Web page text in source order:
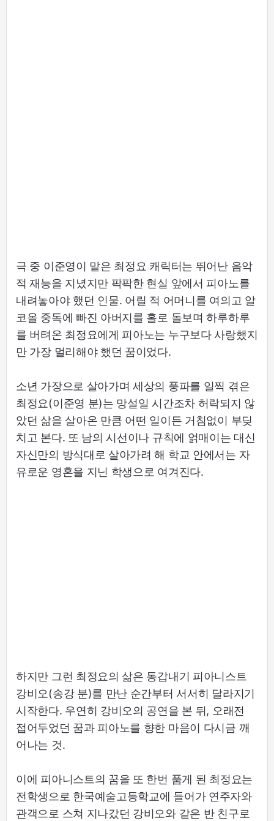
극 중 이준영이 맡은 최정요 캐릭터는 뛰어난 음악
적 재능을 지녔지만 팍팍한 현실 앞에서 피아노를
내려놓아야 했던 인물. 어릴 적 어머니를 여의고 알
코올 중독에 빠진 아버지를 홀로 돌보며 하루하루
를 버텨온 최정요에게 피아노는 누구보다 사랑했지
만 가장 멀리해야 했던 꿈이었다.
소년 가장으로 살아가며 세상의 풍파를 일찍 겪은
최정요(이준영 분)는 망설일 시간조차 허락되지 않
았던 삶을 살아온 만큼 어떤 일이든 거침없이 부딪
치고 본다. 또 남의 시선이나 규칙에 얽매이는 대신
자신만의 방식대로 살아가려 해 학교 안에서는 자
유로운 영혼을 지닌 학생으로 여겨진다.
하지만 그런 최정요의 삶은 동갑내기 피아니스트
강비오(송강 분)를 만난 순간부터 서서히 달라지기
시작한다. 우연히 강비오의 공연을 본 뒤, 오래전
접어두었던 꿈과 피아노를 향한 마음이 다시금 깨
어나는 것.
이에 피아니스트의 꿈을 또 한번 품게 된 최정요는
전학생으로 한국예술고등학교에 들어가 연주자와
관객으로 스쳐 지나갔던 강비오와 같은 반 친구로